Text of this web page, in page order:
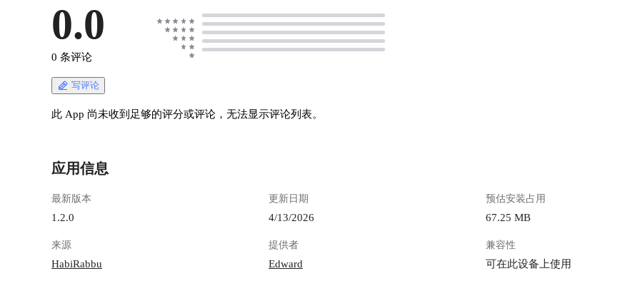
0.0
0 条评论
写评论
此 App 尚未收到足够的评分或评论，无法显示评论列表。
应用信息
最新版本
1.2.0
更新日期
4/13/2026
预估安装占用
67.25 MB
来源
HabiRabbu
提供者
Edward
兼容性
可在此设备上使用